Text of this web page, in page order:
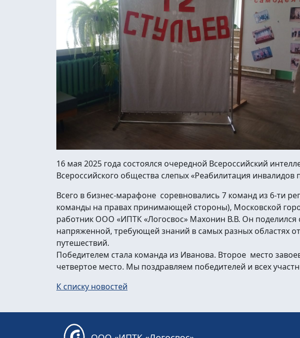
16 мая 2025 года состоялся очередной Всероссийский
Всероссийского общества слепых «Реабилитация
Всего в бизнес-марафоне соревновались 7 команд из 6-ти
команды на правах принимающей стороны), Московской
работник ООО «ИПТК «Логосвос» Махонин В.В. Он
напряженной, требующей знаний в самых разных областях
путешествий.
Победителем стала команда из Иванова. Второе место
четвертое место. Мы поздравляем победителей и всех
К списку новостей